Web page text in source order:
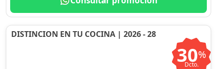
DISTINCION EN TU COCINA | 2026 - 28
30%
Dcto.